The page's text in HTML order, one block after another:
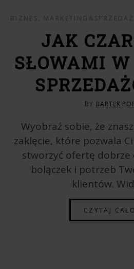
BIZNES, MARKETING&SPRZEDAŻ
JAK
SŁOWAMI W
BY BARTEK
Wyobraź sobie, że
zaklęcie, które pozwala
stworzyć ofertę dobrze
bolączek i potrzeb
klientów.
CZYTAJ